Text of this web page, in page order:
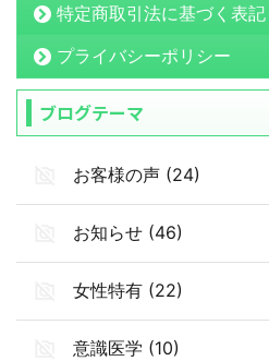
特定商取引法に基づく表記
プライバシーポリシー
ブログテーマ
お客様の声 (24)
お知らせ (46)
女性特有 (22)
意識医学 (10)